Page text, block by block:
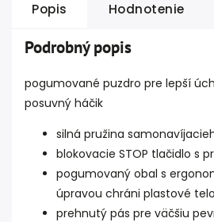
Popis Hodnotenie
Podrobný popis
pogumované puzdro pre lepší
posuvný háčik
silná pružina
blokovacie STOP tlačidlo s
pogumovaný obal s
úpravou chráni plastové
prehnutý pás pre väčšiu